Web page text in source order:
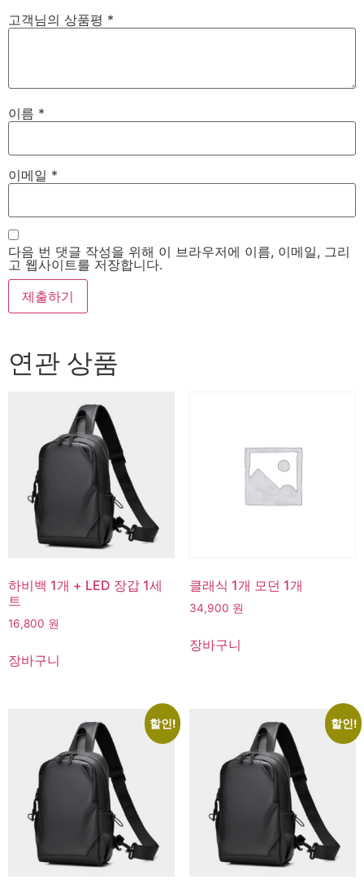
고객님의 상품평 *
이름 *
이메일 *
다음 번 댓글 작성을 위해 이 브라우저에 이름, 이메일, 그리
고 웹사이트를 저장합니다.
연관 상품
하비백 1개 + LED 장갑 1세
트
16,800 원
장바구니
클래식 1개 모던 1개
34,900 원
장바구니
할인! 할인!
온라인